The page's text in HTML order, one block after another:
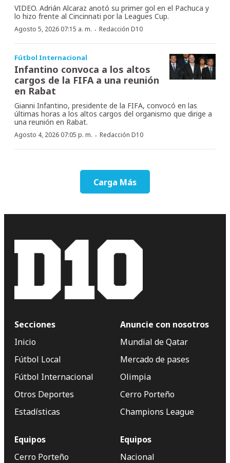
VIDEO. Adrián Alcaraz anotó su primer gol en el Pachuca y
lo hizo frente al Cincinnati por la Leagues Cup.
Agosto 5, 2026 07:15 a. m. · Redacción D10
Fútbol Internacional
Infantino convoca a los altos
cargos de la FIFA a una reunión
en Rabat
Gianni Infantino, presidente de la FIFA, convocó en las
últimas horas a los altos cargos del organismo que dirige a
una reunión en Rabat.
Agosto 4, 2026 07:05 p. m. · Redacción D10
Carga Más
Secciones
Inicio
Fútbol Local
Fútbol Internacional
Otros Deportes
Estadísticas
Anuncie con nosotros
Mundial de Qatar
Mercado de pases
Olimpia
Cerro Porteño
Champions League
Equipos
Cerro Porteño
Equipos
Nacional